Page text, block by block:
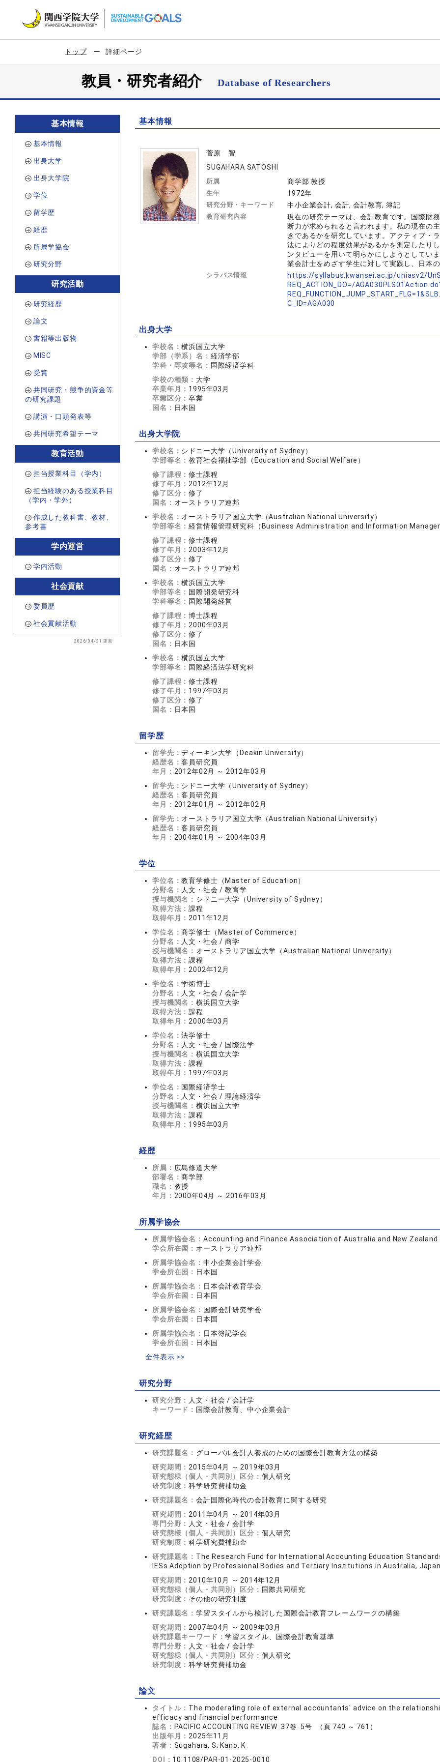
トップ 詳細ページ
教員・研究者紹介Database of Researchers
基本情報
基本情報
出身大学
出身大学院
学位
留学歴
経歴
所属学協会
研究分野
研究活動
研究経歴
論文
書籍等出版物
MISC
受賞
共同研究・競争的資金等
の研究課題
講演・口頭発表等
共同研究希望テーマ
教育活動
担当授業科目（学内）
担当経験のある授業科目
（学内・学外）
作成した教科書、教材、
参考書
学内運営
学内活動
社会貢献
委員歴
社会貢献活動
2026/04/21 更新
基本情報
菅原 智
SUGAHARA SATOSHI
所属 商学部 教授
生年 1972年
研究分野・キーワード 中小企業会計, 会計, 会計教育, 簿記
教育研究内容
現在の研究テーマは、会計教育です。国際財
断力が求められると言われます。私の現在の
きであるかを研究しています。アクティブ・
法によりどの程度効果があるかを測定したり
ンタビューを用いて明らかにしようとしてい
業会計士をめざす学生に対して実践し、日本
シラバス情報
https://syllabus.kwansei.ac.jp/uniasv2/
REQ_ACTION_DO=/
C_ID=AGA030
出身大学
学校名：横浜国立大学
学部（学系）名： 経済学部
学科・専攻等名： 国際経済学科
学校の種類： 大学
卒業年月： 1995年03月
卒業区分：卒業
国名： 日本国
出身大学院
学校名： シドニー大学（University of Sydney）
学部等名：教育社会福祉学部（Education and Social Welfare）
修了課程：修士課程
修了年月： 2012年12月
修了区分：修了
国名： オーストラリア連邦
学校名： オーストラリア国立大学（Australian National University）
学部等名：経営情報管理研究科（Business Administration and Information
修了課程：修士課程
修了年月： 2003年12月
修了区分：修了
国名： オーストラリア連邦
学校名：横浜国立大学
学部等名： 国際開発研究科
学科等名： 国際開発経営
修了課程：博士課程
修了年月： 2000年03月
修了区分：修了
国名： 日本国
学校名：横浜国立大学
学部等名： 国際経済法学研究科
修了課程：修士課程
修了年月： 1997年03月
修了区分：修了
国名： 日本国
留学歴
留学先：ディーキン大学（Deakin University）
経歴名：客員研究員
年月： 2012年02月 ～ 2012年03月
留学先： シドニー大学（University of Sydney）
経歴名：客員研究員
年月： 2012年01月 ～ 2012年02月
留学先： オーストラリア国立大学（Australian National University）
経歴名：客員研究員
年月： 2004年01月 ～ 2004年03月
学位
学位名：教育学修士（Master of Education）
分野名： 人文・社会 / 教育学
授与機関名： シドニー大学（University of Sydney）
取得方法：課程
取得年月： 2011年12月
学位名：商学修士（Master of Commerce）
分野名： 人文・社会 / 商学
授与機関名： オーストラリア国立大学（Australian National University）
取得方法：課程
取得年月： 2002年12月
学位名：学術博士
分野名： 人文・社会 / 会計学
授与機関名：横浜国立大学
取得方法：課程
取得年月： 2000年03月
学位名：法学修士
分野名： 人文・社会 / 国際法学
授与機関名：横浜国立大学
取得方法：課程
取得年月： 1997年03月
学位名： 国際経済学士
分野名： 人文・社会 / 理論経済学
授与機関名：横浜国立大学
取得方法：課程
取得年月： 1995年03月
経歴
所属： 広島修道大学
部署名：商学部
職名： 教授
年月： 2000年04月 ～ 2016年03月
所属学協会
所属学協会名： Accounting and Finance Association of Australia and New Zealand
学会所在国： オーストラリア連邦
所属学協会名： 中小企業会計学会
学会所在国： 日本国
所属学協会名： 日本会計教育学会
学会所在国： 日本国
所属学協会名： 国際会計研究学会
学会所在国： 日本国
所属学協会名： 日本簿記学会
学会所在国： 日本国
全件表示 >>
研究分野
研究分野： 人文・社会 / 会計学
キーワード： 国際会計教育、中小企業会計
研究経歴
研究課題名： グローバル会計人養成のための国際会計教育方法の構築
研究期間： 2015年04月 ～ 2019年03月
研究態様（個人・共同別）区分： 個人研究
研究制度：科学研究費補助金
研究課題名：会計国際化時代の会計教育に関する研究
研究期間： 2011年04月 ～ 2014年03月
専門分野： 人文・社会 / 会計学
研究態様（個人・共同別）区分： 個人研究
研究制度：科学研究費補助金
研究課題名： The Research Fund for International Accounting Education
IESs Adoption by Professional Bodies and Tertiary Institutions in Australia, Japan
研究期間： 2010年10月 ～ 2014年12月
研究態様（個人・共同別）区分： 国際共同研究
研究制度： その他の研究制度
研究課題名：学習スタイルから検討した国際会計教育フレームワークの構築
研究期間： 2007年04月 ～ 2009年03月
研究課題キーワード：学習スタイル、国際会計教育基準
専門分野： 人文・社会 / 会計学
研究態様（個人・共同別）区分： 個人研究
研究制度：科学研究費補助金
論文
タイトル： The moderating role of external accountants' advice on the
efficacy and financial performance
誌名： PACIFIC ACCOUNTING REVIEW 37巻 5号 （頁 740 ～ 761）
出版年月： 2025年11月
著者： Sugahara, S; Kano, K
DOI： 10.1108/PAR-01-2025-0010